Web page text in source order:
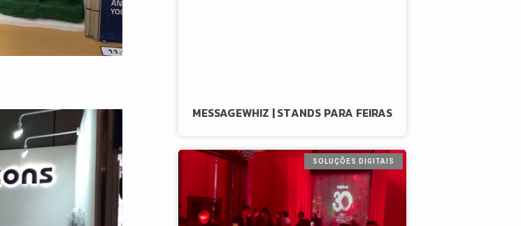
MESSAGEWHIZ | STANDS PARA FEIRAS
SOLUÇÕES DIGITAIS